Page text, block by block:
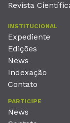
Revista
INSTITUCIONAL
Expediente
Edições
News
Indexação
Contato
PARTICIPE
News